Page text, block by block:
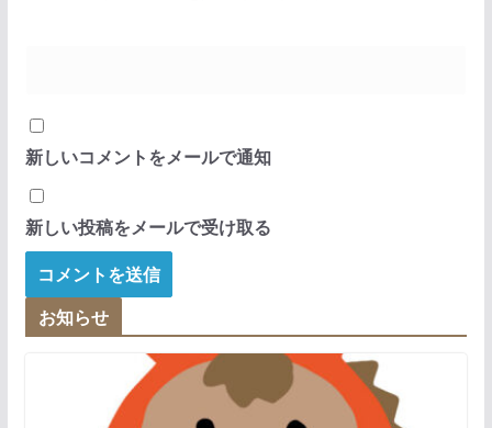
新しいコメントをメールで通知
新しい投稿をメールで受け取る
お知らせ